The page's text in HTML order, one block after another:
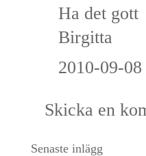
Ha det gott
Birgitta
2010-09-
Skicka en
Senaste inlägg